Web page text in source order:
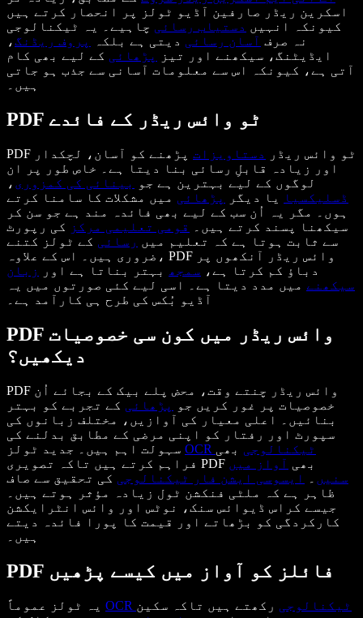
اسکرین ریڈر صارفین آڈیو ٹولز پر انحصار کرتے ہیں
کیونکہ انہیں دستیاب رسائی چاہیے۔ یہ ٹیکنالوجی
نہ صرف آسان رسائی دیتی ہے بلکہ پروف ریڈنگ،
ایڈیٹنگ، سیکھنے اور تیز
پڑھائی کے لیے بھی کام
آتی ہے، کیونکہ اس سے معلومات آسانی سے جذب ہو جاتی
ہیں۔
PDF ٹو وائس ریڈر کے فائدے
PDF ٹو وائس ریڈر دستاویزات پڑھنے کو آسان، لچکدار
اور زیادہ قابلِ رسائی بنا دیتا ہے۔ خاص طور پر ان
لوگوں کے لیے بہترین ہے جو
بینائی کی کمزوری ،
ڈسلیکسیا
یا دیگر پڑھائی میں مشکلات کا سامنا کرتے
ہوں۔ مگر یہ اُن سب کے لیے بھی فائدہ مند ہے جو سن کر
سیکھنا پسند کرتے ہیں۔
قومی تعلیمی مرکز
کی رپورٹ
سے ثابت ہوتا ہے کہ تعلیم میں رسائی کے ٹولز کتنے
ضروری ہیں۔ اس کے علاوہ، PDF وائس ریڈر آنکھوں پر
دباؤ کم کرتا ہے، سمجھ بہتر بناتا ہے اور
زبان
سیکھنے میں مدد دیتا ہے۔ اسی لیے کئی صورتوں میں یہ
آڈیو بُکس کی طرح ہی کارآمد ہے۔
PDF وائس ریڈر میں کون سی خصوصیات
دیکھیں؟
PDF وائس ریڈر چنتے وقت، محض پلے بیک کے بجائے اُن
خصوصیات پر غور کریں جو
پڑھائی کے تجربے کو بہتر
بنائیں۔ اعلی معیار کی آوازیں، مختلف زبانوں کی
سپورٹ اور رفتار کو اپنی مرضی کے مطابق بدلنے کی
OCR ٹیکنالوجی بھی
فراہم کرتے ہیں تاکہ تصویری PDF بھی آواز میں
سنیں
ایسوسی ایشن فار ٹیکنالوجی کی تحقیق سے صاف
ظاہر ہے کہ ملٹی فنکشن ٹول زیادہ مؤثر ہوتے ہیں۔
جیسے کراس ڈیوائس سنک، نوٹس اور وائس انٹرایکشن
کارکردگی کو بڑھاتے اور قیمت کا پورا فائدہ دیتے
ہیں۔
PDF فائلز کو آواز میں کیسے پڑھیں
OCR ٹیکنالوجی رکھتے ہیں تاکہ سکین